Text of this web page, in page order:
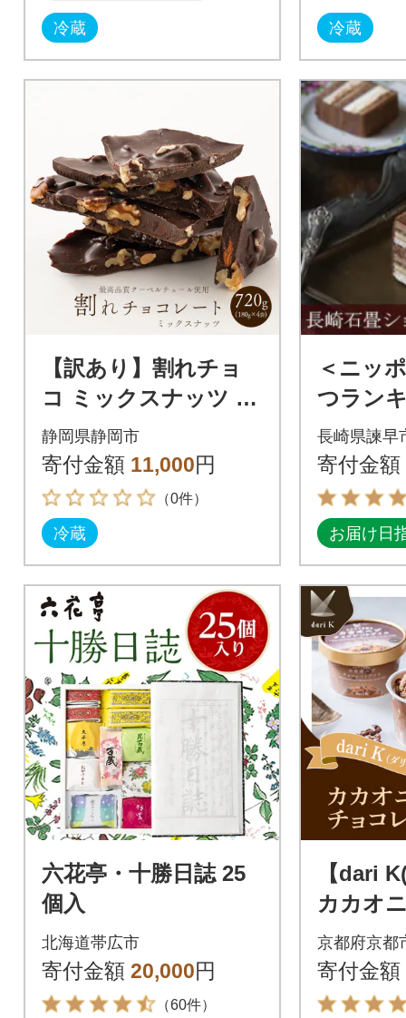
冷蔵 冷蔵
【訳あり】割れチョ
コ ミックスナッツ 72
0g(180g×4袋)クーベ
ルチュール使用
静岡県静岡市
寄付金額 11,000円
（0件）
冷蔵
＜ニッ
つラン
ンプリ
ショコ
イズ1個
長崎県諫早
寄付金額
お届け日
六花亭・十勝日誌 25
個入
北海道帯広市
寄付金額 20,000円
（60件）
【dari
カカオ
ートア
スイー
京都府京都
寄付金額